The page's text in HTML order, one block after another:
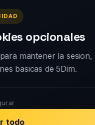
opcionales
mantener la sesion,
basicas de 5Dim.
todo